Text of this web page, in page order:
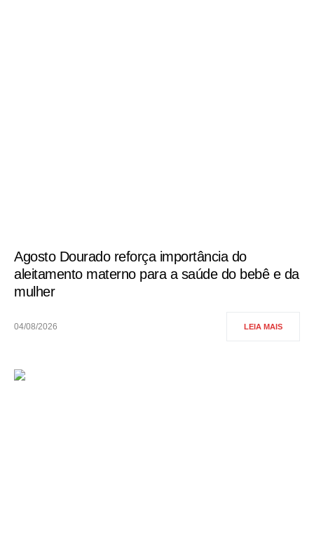
Agosto Dourado reforça importância do
aleitamento materno para a saúde do bebê e da
mulher
04/08/2026 LEIA MAIS